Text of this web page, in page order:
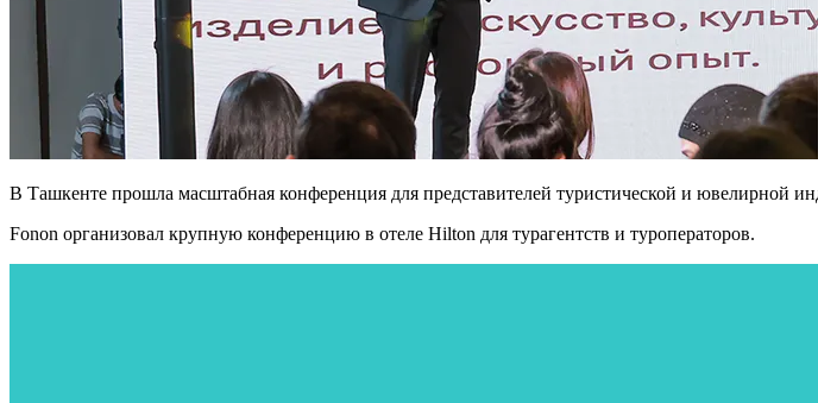
В Ташкенте прошла масштабная конференция для представителей туристической и ювелирной
Fonon организовал крупную конференцию в отеле Hilton для турагентств и туроператоров.